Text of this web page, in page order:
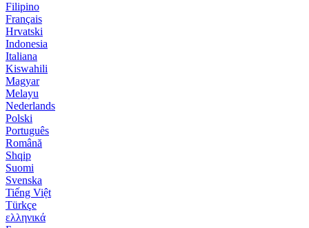
Filipino
Français
Hrvatski
Indonesia
Italiana
Kiswahili
Magyar
Melayu
Nederlands
Polski
Português
Română
Shqip
Suomi
Svenska
Tiếng Việt
Türkçe
ελληνικά